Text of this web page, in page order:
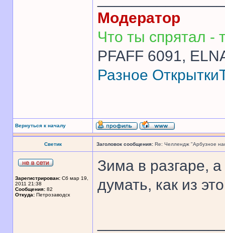
Модератор
Что ты спрятал -
PFAFF 6091,
Разное Открытки
Вернуться к началу
Светик Заголовок сообщения: Re: Челлендж "Арбузное
Зарегистрирован: Сб мар 19,
2011 21:38
Сообщения: 82
Откуда: Петрозаводск
Зима в разгаре,
думать, как из